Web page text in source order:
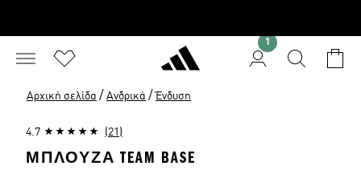
Αρχική σελίδα / Ανδρικά / Ένδυση
4.7 (21)
ΜΠΛΟΎΖΑ TEAM BASE